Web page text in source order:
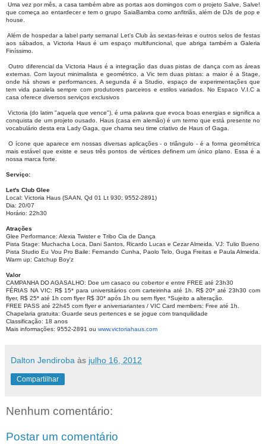
Uma vez por mês, a casa também abre as portas aos domingos com o projeto Salve, Salve!
que começa ao entardecer e tem o grupo SaiaBamba como anfitriãs, além de DJs de pop e
house.
Além de hospedar a label party semanal Let's Club às sextas-feiras e outros selos de festas
aos sábados, a Victoria Haus é um espaço multifuncional, que abriga também a Galeria
Finíssimo.
Outro diferencial da Victoria Haus é a integração das duas pistas de dança com as áreas
externas. Com layout minimalista e geométrico, a Vic tem duas pistas: a maior é a Stage,
onde há shows e performances. A segunda é a Studio, espaço de experimentações que
tem vida paralela sempre com produtores parceiros e estilos variados. No Espaco V.I.C a
casa oferece diversos serviços exclusivos
Victoria (do latim "aquela que vence"), é uma palavra que evoca boas energias e significa a
conquista de um projeto ousado. Haus (casa em alemão) é um termo que está presente no
vocabulário desta era Lady Gaga, que chama seu time criativo de Haus of Gaga.
O ícone que aparece em nossas diversas aplicações - o triângulo - é a forma geométrica
mais estável que existe e seus três pontos de vértices definem um único plano. Essa é a
nossa marca forte.
Serviço:
Let's Club Glee
Local: Victoria Haus (SAAN, Qd 01 Lt 930; 9552-2891)
Dia: 20/07
Horário: 22h30
Atrações
Glee Performance: Alexia Twister e Tribo Cia de Dança
Pista Stage: Muchacha Loca, Dani Santos, Ricardo Lucas e Cezar Almeida. VJ: Tulio Bueno
Pista Studio Eu Vou Pro Baile: Fernando Cunha, Paolo Telo, Guga Freitas e Paula Almeida.
Warm up: Catchup Boy'z
Valor
CAMPANHA DO AGASALHO: Doe um casaco ou cobertor e entre FREE até 23h30
FÉRIAS NA VIC: R$ 15* para universitários com carteirinha até 1h. R$ 20* até 23h30 com
flyer, R$ 25* até 1h com flyer R$ 30* após 1h ou sem flyer. *Sujeito a alteração.
FREE PASS até 22h45 com flyer e aniversariantes / VIC Card members: Free até 1h.
Chapelaria gratuita: Guarde seus pertences e se jogue com tranquilidade
Classificação: 18 anos
Mais informações: 9552-2891 ou www.victoriahaus.com
Dalton Jendiroba às julho 16, 2012
Compartilhar
Nenhum comentário:
Postar um comentário